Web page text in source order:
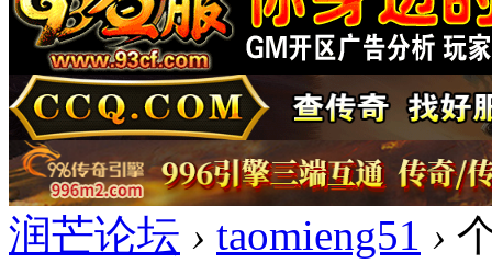
润芒论坛 › taomieng51 ›